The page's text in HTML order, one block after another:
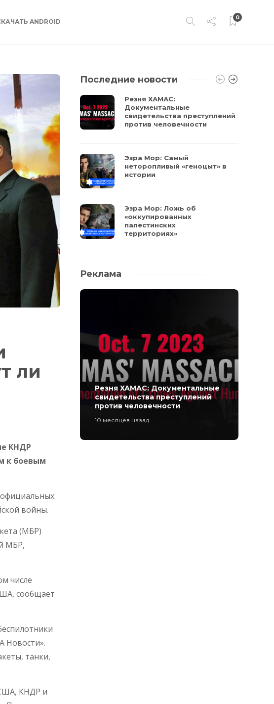
ANDROID
0
ли
КНДР
к боевым
официальных
войны.
(МБР)
МБР,
числе
сообщает
Новости».
танки,
КНДР и
Последние новости
Резня ХАМАС:
Документальные
свидетельства преступлений
против человечности
Эзра Мор: Самый
неторопливый «геноцыт» в
истории
Эзра Мор: Ложь об
«оккупированных
палестинских
территориях»
Реклама
Резня ХАМАС: Документальные
свидетельства преступлений
против человечности
10 месяцев назад